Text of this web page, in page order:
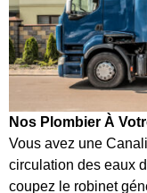
Nos Plombier À
Vous avez une
circulation des eaux
coupez le robinet